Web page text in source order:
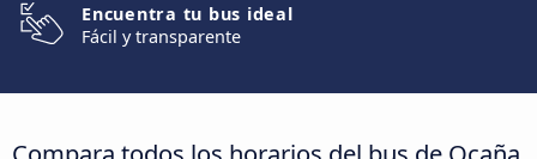
Encuentra tu bus ideal
Fácil y transparente